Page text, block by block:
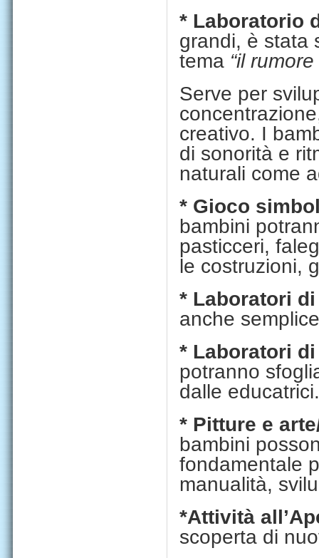
* Laboratorio
grandi, è stata
tema “il
Serve per
creativo. I
di sonorità e
naturali come
* Gioco
bambini
pasticceri,
le costruzioni,
* Laboratori
anche
* Laboratori
potranno
dalle educatrici.
* Pitture e
bambini
fondamentale
manualità,
*Attività
scoperta di